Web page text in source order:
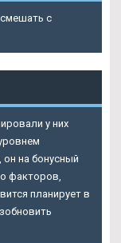
смешать с
у них
он на бонусный
факторов,
планирует в